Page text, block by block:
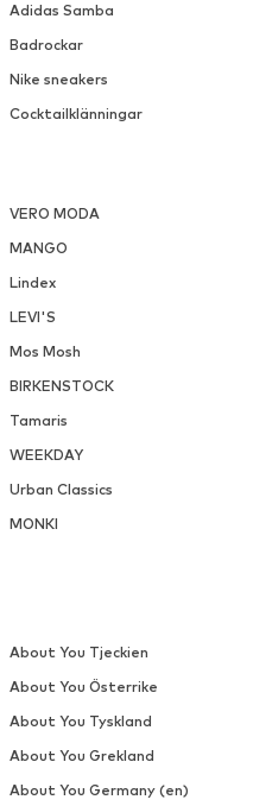
Adidas Samba
Badrockar
Nike sneakers
Cocktailklänningar
VERO MODA
MANGO
Lindex
LEVI'S
Mos Mosh
BIRKENSTOCK
Tamaris
WEEKDAY
Urban Classics
MONKI
About You Tjeckien
About You Österrike
About You Tyskland
About You Grekland
About You Germany (en)